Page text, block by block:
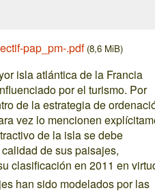
pap_pm-.pdf (8,6 MiB)
isla atlántica de la Francia
por el turismo. Por
de la estrategia de
vez lo mencionen
de la isla se debe
de sus paisajes,
clasificación en 2011 en
han sido modelados por las